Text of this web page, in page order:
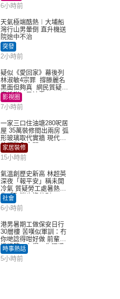
6小時前
天氣極端酷熱︱大埔船
灣行山男暈倒 直升機送
院途中不治
突發
2小時前
疑似《愛回家》幕後列
林淑敏4宗罪 撐滕麗名
黑面但夠真 網民質疑：
真係咁一早被雪
影視圈
7小時前
一家三口住油塘280呎居
屋 35萬裝修間出兩房 弧
形玻璃取代實牆 現代神
枱櫃融入玄關
家居裝修
15小時前
氣溫創歷史新高 林超英
深夜「報平安」稱未開
冷氣 質疑勞工處暑熱警
告「取消也沒分別」
社會
6小時前
港男暑期工做保安日行
30層樓 苦嘆似軍訓：冇
你哋諗得咁好做 前輩傳
授搵筍工心得：你唔識
揀盤啫｜Juicy叮
時事熱話
5小時前